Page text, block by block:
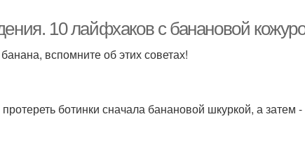
10 лайфхаков с банановой
вспомните об этих советах!
ботинки сначала банановой шкуркой, а затем -